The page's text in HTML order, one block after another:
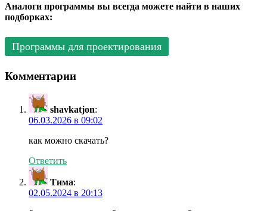
Аналоги программы вы всегда можете найти в наших
подборках:
Программы для проектирования
Комментарии
shavkatjon:
06.03.2026 в 09:02
как можно скачать?
Ответить
Тима:
02.05.2024 в 20:13